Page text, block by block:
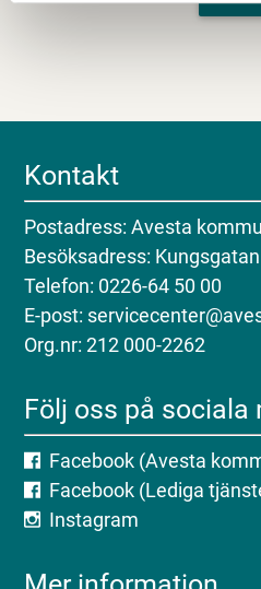
Kontakt
Postadress: Avesta
Besöksadress:
Telefon: 0226-64 50 00
E-post:
Org.nr: 212 000-2262
Följ oss på sociala
Facebook (Avesta
Facebook (Lediga
Instagram